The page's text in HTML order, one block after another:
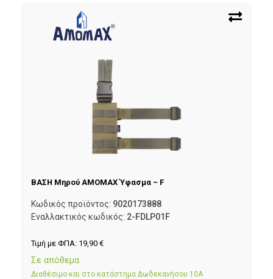
ΒΑΣΗ Μηρού AMOMAX Ύφασμα – F
Κωδικός προϊόντος: 9020173888
Εναλλακτικός κωδικός: 2-FDLP01F
Τιμή με ΦΠΑ: 19,90 €
Σε απόθεμα
Διαθέσιμο και στο κατάστημα Δωδεκανήσου 10Α